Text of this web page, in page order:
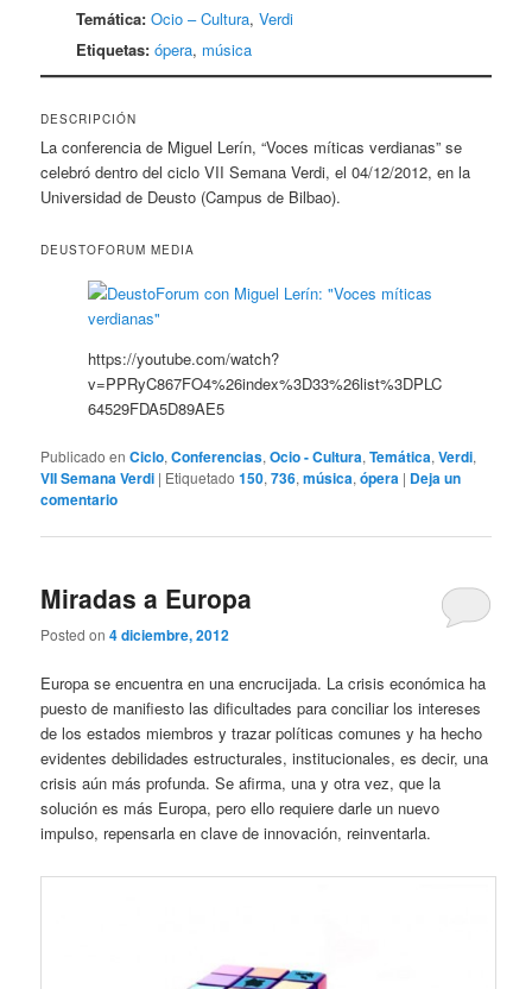
Temática: Ocio – Cultura,Verdi
Etiquetas: ópera, música
DESCRIPCIÓN
La conferencia de Miguel Lerín, “Voces míticas verdianas” se
celebró dentro del ciclo VII Semana Verdi, el 04/12/2012, en la
Universidad de Deusto (Campus de Bilbao).
DEUSTOFORUM MEDIA
https://youtube.com/watch?
v=PPRyC867FO4%26index%3D33%26list%3DPLC
64529FDA5D89AE5
Publicado en Ciclo,Conferencias,Ocio - Cultura,Temática,Verdi,
VII Semana Verdi | Etiquetado 150,736,música,ópera | Deja un
comentario
Miradas a Europa
Posted on4 diciembre, 2012
Europa se encuentra en una encrucijada. La crisis económica ha
puesto de manifiesto las dificultades para conciliar los intereses
de los estados miembros y trazar políticas comunes y ha hecho
evidentes debilidades estructurales, institucionales, es decir, una
crisis aún más profunda. Se afirma, una y otra vez, que la
solución es más Europa, pero ello requiere darle un nuevo
impulso, repensarla en clave de innovación, reinventarla.